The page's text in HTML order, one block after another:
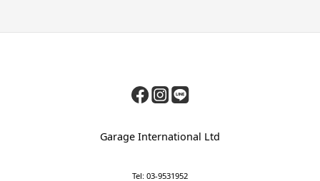
Garage International Ltd
Tel: 03-9531952